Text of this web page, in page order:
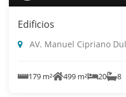
Edificios
AV. Manuel Cipriano
179 m² 499 m² 20 8